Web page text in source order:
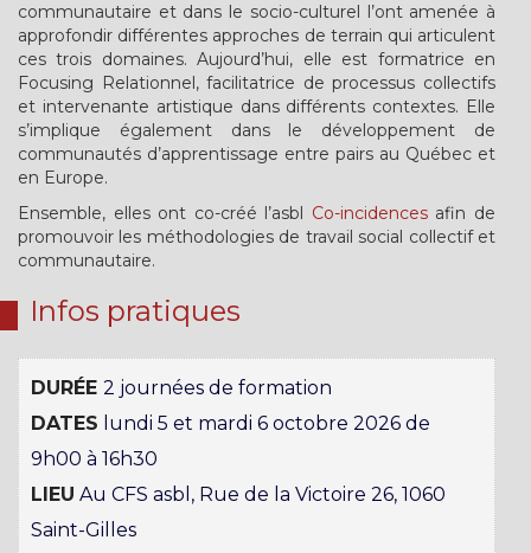
communautaire et dans le socio-culturel l’ont amenée à
approfondir différentes approches de terrain qui articulent
ces trois domaines. Aujourd’hui, elle est formatrice en
Focusing Relationnel, facilitatrice de processus collectifs
et intervenante artistique dans différents contextes. Elle
s’implique également dans le développement de
communautés d’apprentissage entre pairs au Québec et
en Europe.
Ensemble, elles ont co-créé l’asbl Co-incidencesafin de
promouvoir les méthodologies de travail social collectif et
communautaire.
Infos pratiques
DURÉE 2 journées de formation
DATES lundi 5 et mardi 6 octobre 2026 de
9h00 à 16h30
LIEU Au CFS asbl, Rue de la Victoire 26, 1060
Saint-Gilles